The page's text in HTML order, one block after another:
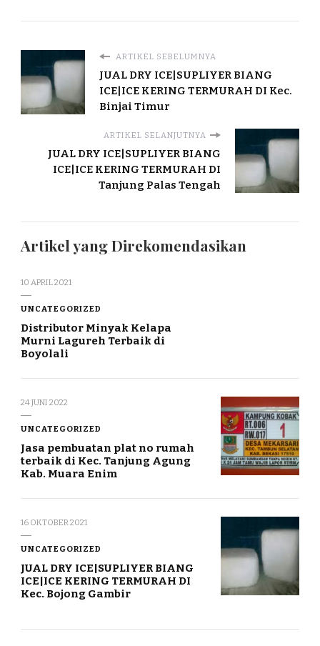
ARTIKEL SEBELUMNYA
JUAL DRY ICE|SUPLIYER BIANG
ICE|ICE KERING TERMURAH DI Kec.
Binjai Timur
ARTIKEL SELANJUTNYA
JUAL DRY ICE|SUPLIYER BIANG
ICE|ICE KERING TERMURAH DI
Tanjung Palas Tengah
Artikel yang Direkomendasikan
10 APRIL 2021
UNCATEGORIZED
Distributor Minyak Kelapa
Murni Lagureh Terbaik di
Boyolali
24 JUNI 2022
UNCATEGORIZED
Jasa pembuatan plat no rumah
terbaik di Kec. Tanjung Agung
Kab. Muara Enim
16 OKTOBER 2021
UNCATEGORIZED
JUAL DRY ICE|SUPLIYER BIANG
ICE|ICE KERING TERMURAH DI
Kec. Bojong Gambir